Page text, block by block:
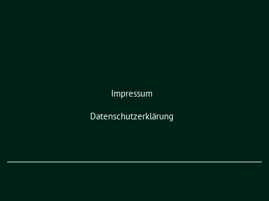
Impressum
Datenschutzerklärung